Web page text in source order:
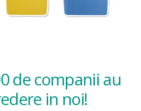
de companii au
in noi!